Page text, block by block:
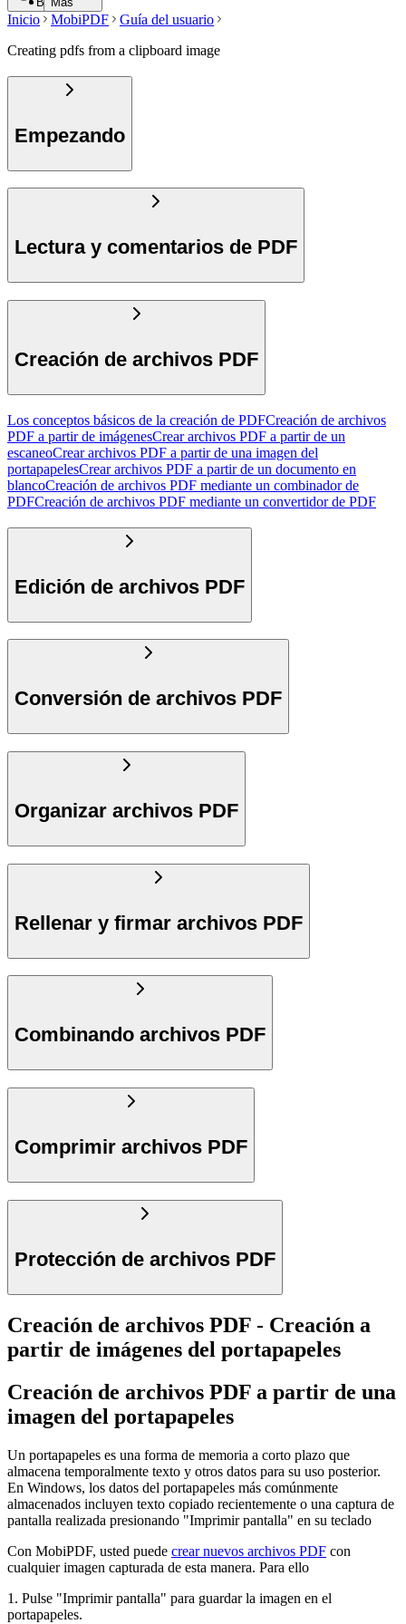
Inicio MobiPDF
Guía del usuario
Creating pdfs from a clipboard image
Empezando
Lectura y comentarios de PDF
Creación de archivos PDF
Los conceptos básicos de la creación de PDFCreación de archivos
PDF a partir de imágenesCrear archivos PDF a partir de un
escaneoCrear archivos PDF a partir de una imagen del
portapapelesCrear archivos PDF a partir de un documento en
blancoCreación de archivos PDF mediante un combinador de
PDFCreación de archivos PDF mediante un convertidor de PDF
Edición de archivos PDF
Conversión de archivos PDF
Organizar archivos PDF
Rellenar y firmar archivos PDF
Combinando archivos PDF
Comprimir archivos PDF
Protección de archivos PDF
Creación de archivos PDF - Creación a
partir de imágenes del portapapeles
Creación de archivos PDF a partir de una
imagen del portapapeles
Un portapapeles es una forma de memoria a corto plazo que
almacena temporalmente texto y otros datos para su uso posterior.
En Windows, los datos del portapapeles más comúnmente
almacenados incluyen texto copiado recientemente o una captura de
pantalla realizada presionando "Imprimir pantalla" en su teclado
Con MobiPDF, usted puede crear nuevos archivos PDF con
cualquier imagen capturada de esta manera. Para ello
1. Pulse "Imprimir pantalla" para guardar la imagen en el
portapapeles.